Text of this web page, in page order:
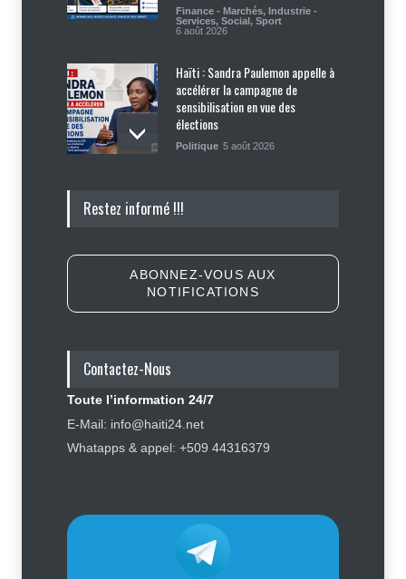
Finance - Marchés, Industrie -
Services, Social , Sport
6 août 2026
Haïti : Sandra Paulemon appelle à
accélérer la campagne de
sensibilisation en vue des
élections
Politique 5 août 2026
gouvernement resserre son
Symbole d’échec politique, Youri
Affaire Jovenel Moïse : peur
d’affronter la justice, Jean Monard
Restez informé !!!
ABONNEZ-VOUS AUX
NOTIFICATIONS
Contactez-Nous
Toute l’information 24/7
E-Mail: info@haiti24.net
Whatapps & appel: +509 44316379